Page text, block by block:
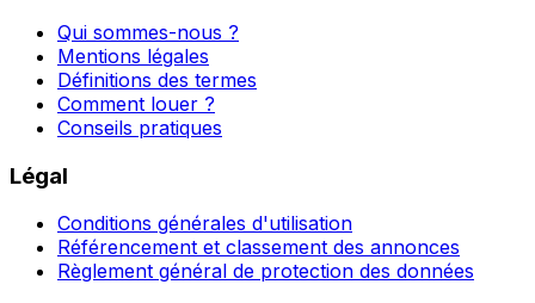
Qui sommes-nous ?
Mentions légales
Définitions des termes
Comment louer ?
Conseils pratiques
Légal
Conditions générales d'utilisation
Référencement et classement des annonces
Règlement général de protection des données